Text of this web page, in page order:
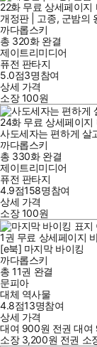
22화 무료 상세페이지
개정판 | 고종, 군밤의
까다롭스키
총 320화 완결
제이트리미디어
퓨전 판타지
5.0점3명참여
상세 가격
소장100원
24화 무료 상세페이지
사도세자는 편하게 살
까다롭스키
총 330화 완결
제이트리미디어
퓨전 판타지
4.9점158명참여
상세 가격
소장100원
1권 무료 상세페이지
[e북] 마지막 바이킹
까다롭스키
총 11권 완결
문피아
대체 역사물
4.8점13명참여
상세 가격
대여 900원 전권 대여
소장 3,200원 전권 소